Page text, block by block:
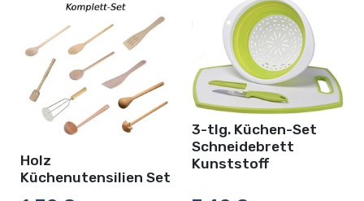
Holz
Küchenutensilien Set
3-tlg. Küchen-Set
Schneidebrett
Kunststoff